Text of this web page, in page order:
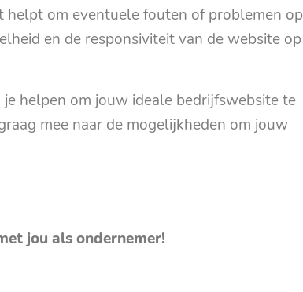
helpt om eventuele fouten of problemen op
en de responsiviteit van de website op
helpen om jouw ideale bedrijfswebsite te
mee naar de mogelijkheden om jouw
jou als ondernemer!